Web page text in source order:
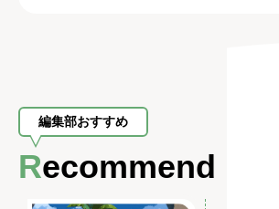
編集部おすすめ
Recommend